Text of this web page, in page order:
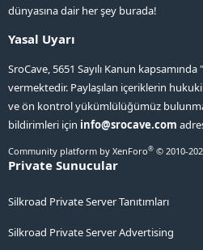
dünyasına dair her şey burada!
Yasal Uyarı
SroCave, 5651 Sayılı Kanun
vermektedir. Paylaşılan içeriklerin
ve ön kontrol yükümlülüğümüz
bildirimleri için info@srocave.com
Community platform by XenForo® © 2010-
Private Sunucular
Silkroad Private Server Tanıtımları
Silkroad Private Server Advertising